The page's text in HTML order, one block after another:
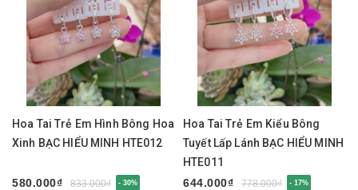
Hoa Tai Trẻ Em Hình Bông Hoa
Xinh BẠC HIỂU MINH HTE012
580.000₫ 833.000₫ - 30%
Hoa Tai Trẻ Em Kiểu Bông
Tuyết Lấp Lánh BẠC HIỂU MINH
HTE011
644.000₫
778.000₫ - 17%